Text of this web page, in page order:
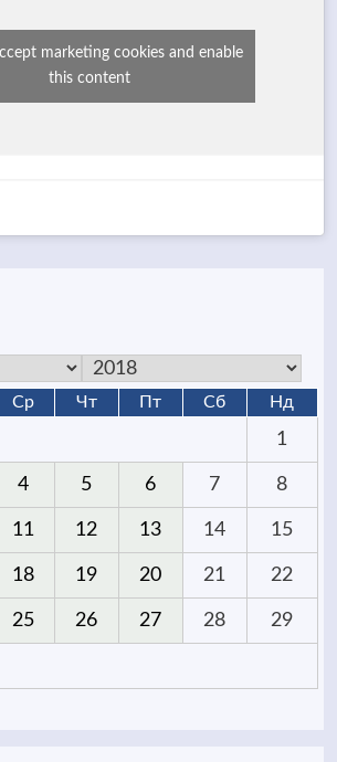
marketing cookies and enable
this content
Ср Чт Пт Сб Нд
1
4 5 6 7 8
11 12 13 14 15
18 19 20 21 22
25 26 27 28 29